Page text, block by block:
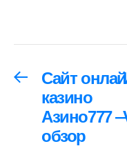
Навигация
записям
Предыдущая
запись:
Сайт
казино
Азино777
обзор